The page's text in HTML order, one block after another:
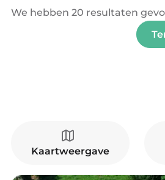
We hebben 20 resultaten
Kaartweergave